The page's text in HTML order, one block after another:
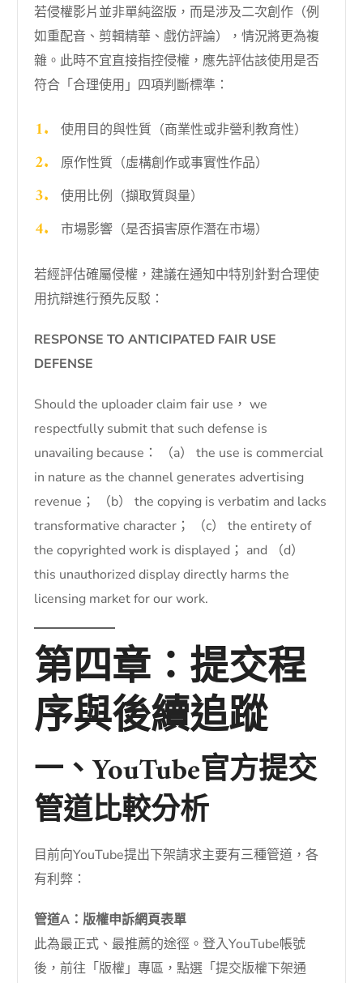
若侵權影片並非單純盜版，而是涉及二次創作（例
如重配音、剪輯精華、戲仿評論），情況將更為複
雜。此時不宜直接指控侵權，應先評估該使用是否
符合「合理使用」四項判斷標準：
使用目的與性質（商業性或非營利教育性）
原作性質（虛構創作或事實性作品）
使用比例（擷取質與量）
市場影響（是否損害原作潛在市場）
若經評估確屬侵權，建議在通知中特別針對合理使
用抗辯進行預先反駁：
RESPONSE TO ANTICIPATED FAIR USE
DEFENSE
Should the uploader claim fair use， we
respectfully submit that such defense is
unavailing because： （a） the use is commercial
in nature as the channel generates advertising
revenue； （b） the copying is verbatim and lacks
transformative character； （c） the entirety of
the copyrighted work is displayed； and （d）
this unauthorized display directly harms the
licensing market for our work.
第四章：提交程
序與後續追蹤
一、YouTube官方提交
管道比較分析
目前向YouTube提出下架請求主要有三種管道，各
有利弊：
管道A：版權申訴網頁表單
此為最正式、最推薦的途徑。登入YouTube帳號
後，前往「版權」專區，點選「提交版權下架通